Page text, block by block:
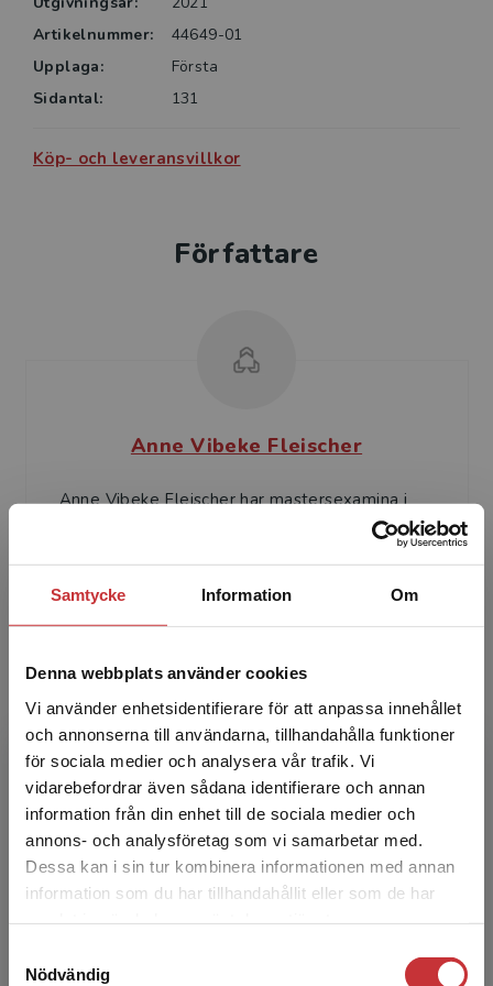
Samtycke Information Om
Denna webbplats använder cookies
Vi använder enhetsidentifierare för att anpassa innehållet
och annonserna till användarna, tillhandahålla funktioner
för sociala medier och analysera vår trafik. Vi
vidarebefordrar även sådana identifierare och annan
information från din enhet till de sociala medier och
annons- och analysföretag som vi samarbetar med.
Dessa kan i sin tur kombinera informationen med annan
information som du har tillhandahållit eller som de har
Nödvändig
Begränsad fraktregion
Det verkar som att du besöker
studentlitteratur.se via en enhet utanför Sverige.
Vi erbjuder inte leveranser utanför Sverige. För
Artikelnummer:
44649-01
Upplaga:
Första
Sidantal:
131
Köp- och leveransvillkor
Författare
Anne Vibeke Fleischer
Anne Vibeke Fleischer har mastersexamina i
kommunikationsvetenskap, är leg. psykolog och
Käte From
Käte From är leg. psykolog och specialist i
klinisk barnneuropsykologi. I sitt arbete ägnar
hon sig framför allt åt terapi och utredning av
barn oc...